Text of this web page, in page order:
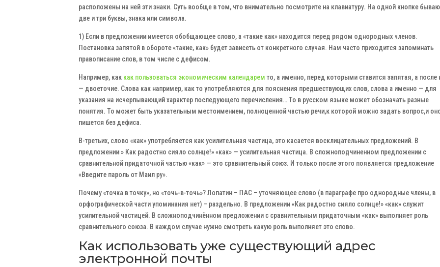
расположены на ней эти знаки. Суть вообще в том, что внимательно посмотрите на клавиатуру. На одной кнопке
две и три буквы, знака или символа.
1) Если в предложении имеется обобщающее слово, а «такие как» находится перед рядом однородных членов.
Постановка запятой в обороте «такие, как» будет зависеть от конкретного случая. Нам часто приходится запоминать
правописание слов, в том числе с дефисом.
Например, как как пользоваться экономическим календарем то, а именно, перед которыми ставится запятая, а после
— двоеточие. Слова как например, как то употребляются для пояснения предшествующих слов, слова а именно — для
указания на исчерпывающий характер последующего перечисления… То в русском языке может обозначать разные
понятия. То может быть указательным местоимением, полноценной частью речи,к которой можно задать вопрос,и
пишется без дефиса.
В-третьих, слово «как» употребляется как усилительная частица, это касается восклицательных предложений. В
предложении » Как радостно сияло солнце!» «как» — усилительная частица. В сложноподчиненном предложении с
сравнительной придаточной частью «как» — это сравнительный союз. И только после этого появляется предложение
«Введите пароль от Маил ру».
Почему «точка в точку», но «точь-в-точь»? Лопатин – ПАС – уточняющее слово (в параграфе про однородные члены, в
орфографической части упоминания нет) – раздельно. В предложении «Как радостно сияло солнце!» «как» служит
усилительной частицей. В сложноподчинённом предложении с сравнительным придаточным «как» выполняет роль
сравнительного союза. В каждом случае нужно смотреть какую роль выполняет это слово.
Как использовать уже существующий адрес
электронной почты